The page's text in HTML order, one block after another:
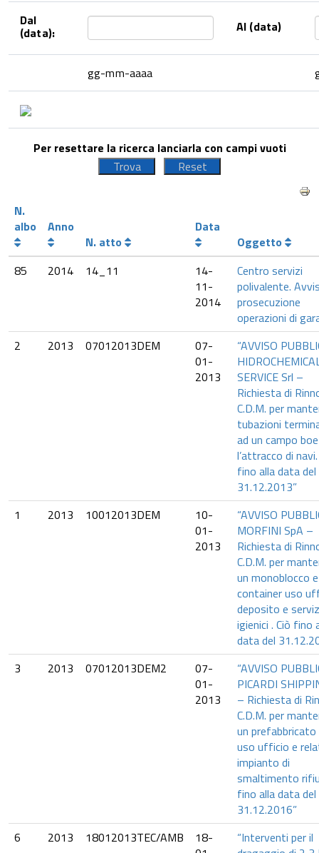
Dal
(data): Al (data)
gg-mm-aaaa
Per resettare la ricerca lanciarla con campi vuoti
N.
albo
Anno
N. atto
Data
Oggetto
85
2014 14_11
14-
11-
2014
Centro servizi
polivalente.
prosecuzione
operazioni di
2
2013 07012013DEM
07-
01-
2013
“AVVISO
SERVICE Srl –
Richiesta di
C.D.M. per
tubazioni
ad un campo
l’attracco di
fino alla data del
31.12.2013”
1
2013 10012013DEM
10-
01-
2013
“AVVISO
MORFINI SpA –
Richiesta di
C.D.M. per
un monoblocco
container uso
deposito e
igienici . Ciò fino
data del
3
2013 07012013DEM2
07-
01-
2013
“AVVISO
PICARDI
– Richiesta di
C.D.M. per
un prefabbricato
uso ufficio e
impianto di
smaltimento
fino alla data del
31.12.2016”
6
2013 18012013TEC/AMB
18-
“Interventi per il